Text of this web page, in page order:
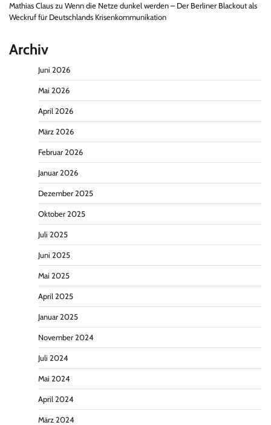
Mathias Claus zu Wenn die Netze dunkel werden – Der Berliner Blackout als
Weckruf für Deutschlands Krisenkommunikation
Archiv
Juni 2026
Mai 2026
April 2026
März 2026
Februar 2026
Januar 2026
Dezember 2025
Oktober 2025
Juli 2025
Juni 2025
Mai 2025
April 2025
Januar 2025
November 2024
Juli 2024
Mai 2024
April 2024
März 2024